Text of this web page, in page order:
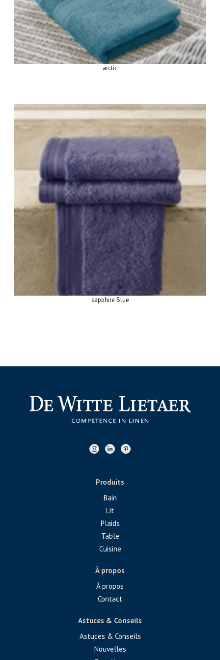
arctic
sapphire Blue
Produits
Bain
Lit
Plaids
Table
Cuisine
À propos
À propos
Contact
Astuces & Conseils
Astuces & Conseils
Nouvelles